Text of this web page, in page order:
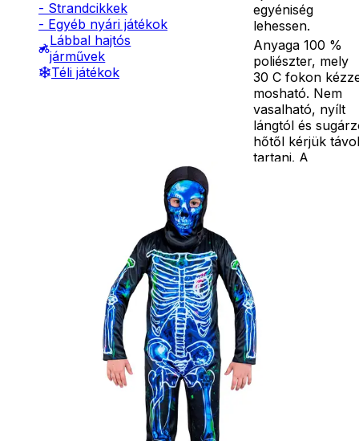
- Strandcikkek
- Egyéb nyári játékok
Lábbal hajtós
járművek
Téli játékok
egyéniség
lehessen.
Egyéb
Anyaga 100 %
poliészter, mely
30 C fokon
mosható. Nem
vasalható, nyílt
lángtól és
hőtől kérjük távol
tartani. A
probléma esetén
tudjuk átvállalni.
Tájékoztatjuk
kedves
vásárlóinkat,